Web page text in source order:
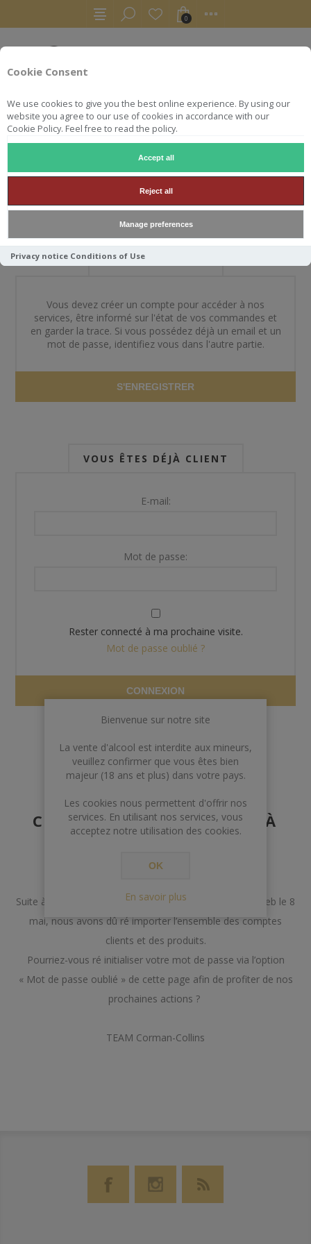
Cookie Consent
We use cookies to give you the best online experience. By using our
website you agree to our use of cookies in accordance with our
Cookie Policy. Feel free to read the policy.
Accept all
Reject all
Manage preferences
Privacy notice Conditions of Use
0
BIENVENUE DANS NOTRE
BOUTIQUE
NOUVEAU CLIENT
Vous devez créer un compte pour accéder à nos
services, être informé sur l'état de vos commandes et
en garder la trace. Si vous possédez déjà un email et un
mot de passe, identifiez vous dans l'autre partie.
S'ENREGISTRER
VOUS ÊTES DÉJÀ CLIENT
E-mail:
Mot de passe:
Rester connecté à ma prochaine visite.
Mot de passe oublié ?
CONNEXION
AVERTISSEMENT AUX
CLIENTS POSSÉDANT DÉJÀ
UN COMPTE
Suite à un incident lors de la mise à jour de notre site web le 8
mai, nous avons dû ré importer l’ensemble des comptes
clients et des produits.
Pourriez-vous ré initialiser votre mot de passe via l’option
« Mot de passe oublié » de cette page afin de profiter de nos
prochaines actions ?
TEAM Corman-Collins
Bienvenue sur notre site
La vente d'alcool est interdite aux mineurs,
veuillez confirmer que vous êtes bien
majeur (18 ans et plus) dans votre pays.
Les cookies nous permettent d'offrir nos
services. En utilisant nos services, vous
acceptez notre utilisation des cookies.
OK
En savoir plus